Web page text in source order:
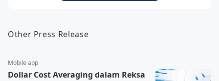
Other Press Release
Mobile app
Dollar Cost Averaging dalam Reksa